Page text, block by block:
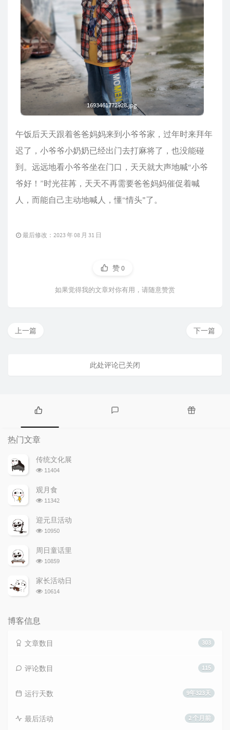
1693461772928.jpg
午饭后天天跟着爸爸妈妈来到小爷爷家，过年时来拜年
迟了，小爷爷小奶奶已经出门去打麻将了，也没能碰
到。远远地看小爷爷坐在门口，天天就大声地喊“小爷
爷好！”时光荏苒，天天不再需要爸爸妈妈催促着喊
人，而能自己主动地喊人，懂“情头"了。
最后修改：2023 年 08 月 31 日
赞0
如果觉得我的文章对你有用，请随意赞赏
下一篇
上一篇
此处评论已关闭
热
门
文
章
热门文章
传统文化展
浏
次
数:
11404
观月食
浏
次
数:
11342
迎元旦活动
浏
次
数:
10950
周日童话里
浏
次
数:
10859
家长活动日
浏
10614
博客信息
303
文章数目
115
评论数目
9年323天
运行天数
2 个月前
最后活动